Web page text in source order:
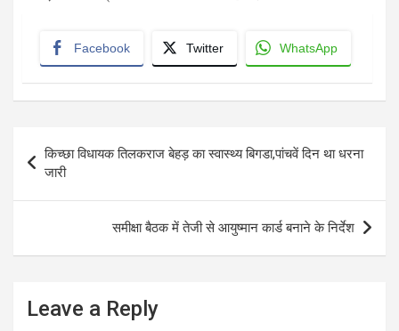
Facebook Twitter WhatsApp
Post
navigation
किच्छा विधायक तिलकराज बेहड़ का स्वास्थ्य बिगडा,पांचवें दिन था धरना
जारी
समीक्षा बैठक में तेजी से आयुष्मान कार्ड बनाने के निर्देश
Leave a Reply